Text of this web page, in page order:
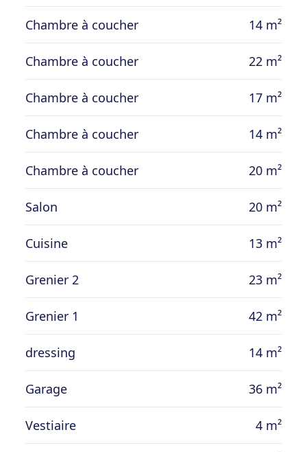
Chambre à coucher 14 m²
Chambre à coucher 22 m²
Chambre à coucher 17 m²
Chambre à coucher 14 m²
Chambre à coucher 20 m²
Salon 20 m²
Cuisine 13 m²
Grenier 2 23 m²
Grenier 1 42 m²
dressing 14 m²
Garage 36 m²
Vestiaire 4 m²